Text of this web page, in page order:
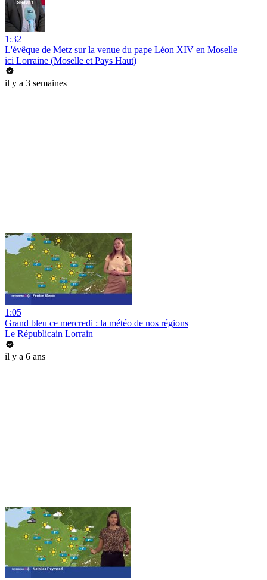
1:32
L'évêque de Metz sur la venue du pape Léon XIV en Moselle
ici Lorraine (Moselle et Pays Haut)
il y a 3 semaines
1:05
Grand bleu ce mercredi : la météo de nos régions
Le Républicain Lorrain
il y a 6 ans